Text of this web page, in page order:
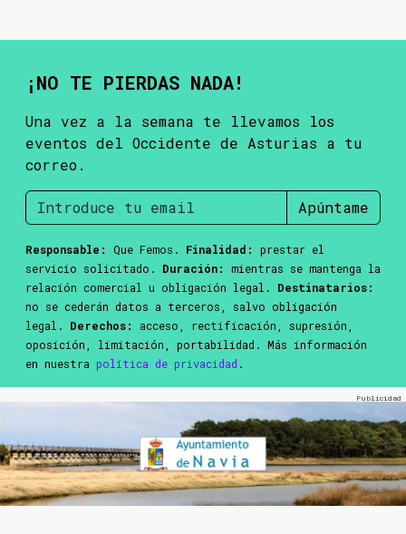
¡NO TE PIERDAS NADA!
Una vez a la semana te llevamos los
eventos del Occidente de Asturias a tu
correo.
Apúntame
Responsable: Que Femos. Finalidad:
prestar el
servicio solicitado. Duración:
mientras se mantenga la
relación comercial u obligación legal. Destinatarios:
no se cederán datos a terceros, salvo obligación
legal. Derechos:
acceso, rectificación, supresión,
oposición, limitación, portabilidad. Más información
en nuestra política de privacidad .